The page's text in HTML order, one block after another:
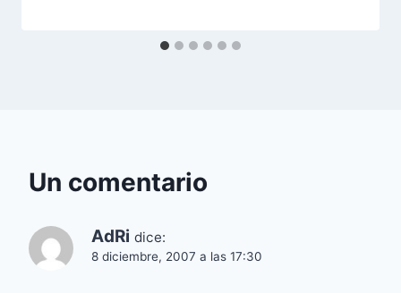
Un comentario
AdRi dice:
8 diciembre, 2007 a las 17:30